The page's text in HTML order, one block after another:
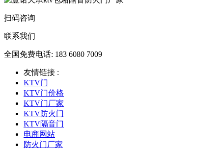
扫码咨询
联系我们
全国免费电话: 183 6080 7009
友情链接 :
KTV门
KTV门价格
KTV门厂家
KTV防火门
KTV隔音门
电商网站
防火门厂家